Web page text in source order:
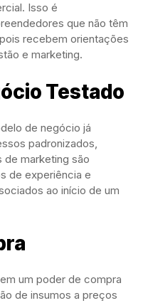
Isso é
que não têm
recebem orientações
e marketing.
Testado
de negócio já
padronizados,
marketing são
de experiência e
ao início de um
um poder de compra
de insumos a preços